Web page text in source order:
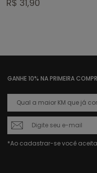
R$ 31,90
GANHE 10% NA PRIMEIRA